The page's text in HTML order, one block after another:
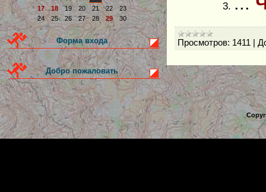
17
18 19 20 21 22
23
24
25 26 27 28 29 30
Форма входа
Добро пожаловать
Просмотров: 1411 |